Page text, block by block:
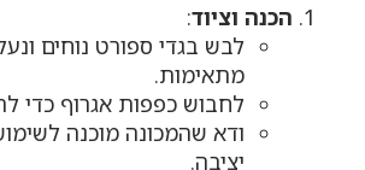
הכנה וציוד:
לבש בגדי ספורט נוחים
מתאימות.
לחבוש כפפות אגרוף כדי
ודא שהמכונה מוכנה
יציבה.